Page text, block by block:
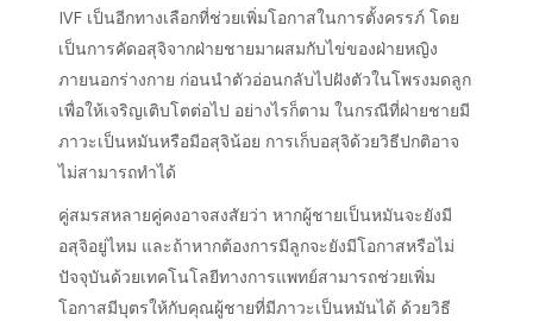
IVF เป็นอีกทางเลือกที่ช่วยเพิ่มโอกาสในการตั้งครรภ์ โดย
เป็นการคัดอสุจิจากฝ่ายชายมาผสมกับไข่ของฝ่ายหญิง
ภายนอกร่างกาย ก่อนนำตัวอ่อนกลับไปฝังตัวในโพรงมดลูก
เพื่อให้เจริญเติบโตต่อไป อย่างไรก็ตาม ในกรณีที่ฝ่ายชายมี
ภาวะเป็นหมันหรือมีอสุจิน้อย การเก็บอสุจิด้วยวิธีปกติอาจ
ไม่สามารถทำได้
คู่สมรสหลายคู่คงอาจสงสัยว่า หากผู้ชายเป็นหมันจะยังมี
อสุจิอยู่ไหม และถ้าหากต้องการมีลูกจะยังมีโอกาสหรือไม่
ปัจจุบันด้วยเทคโนโลยีทางการแพทย์สามารถช่วยเพิ่ม
โอกาสมีบุตรให้กับคุณผู้ชายที่มีภาวะเป็นหมันได้ ด้วยวิธี